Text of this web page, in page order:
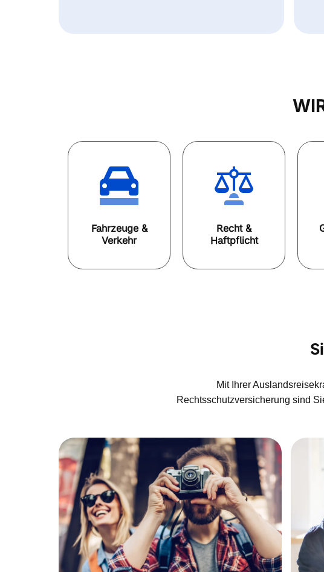
Fahrzeuge &
Verkehr
Recht &
Haftpflicht
Mit Ihrer
Rechtsschutzversicherung sind